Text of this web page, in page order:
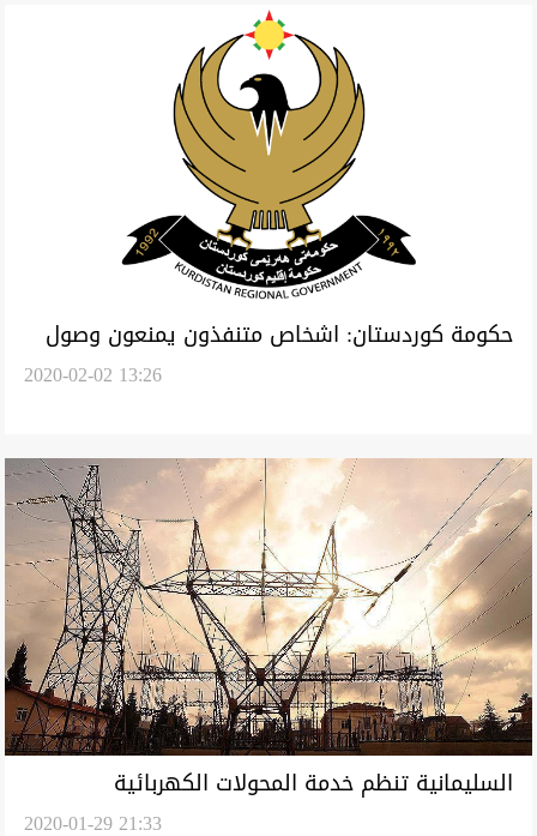
حكومة كوردستان: اشخاص متنفذون يمنعون وصول
2020-02-02 13:26
السليمانية تنظم خدمة المحولات الكهربائية
2020-01-29 21:33